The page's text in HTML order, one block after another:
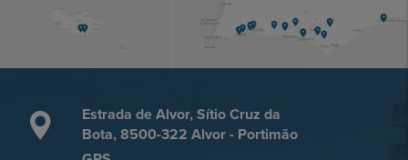
Estrada de Alvor, Sítio Cruz da
Bota, 8500-322 Alvor - Portimão